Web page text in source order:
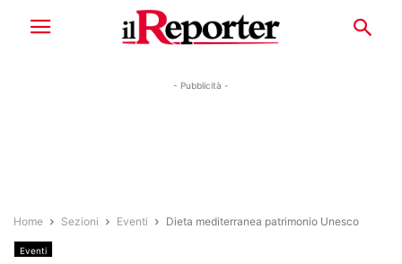
- Pubblicità -
Home Sezioni Eventi Dieta mediterranea patrimonio Unesco
Eventi